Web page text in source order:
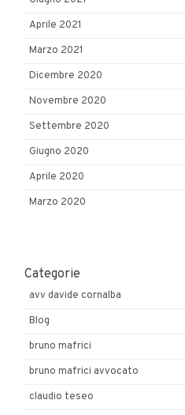
Aprile 2021
Marzo 2021
Dicembre 2020
Novembre 2020
Settembre 2020
Giugno 2020
Aprile 2020
Marzo 2020
Categorie
avv davide cornalba
Blog
bruno mafrici
bruno mafrici avvocato
claudio teseo